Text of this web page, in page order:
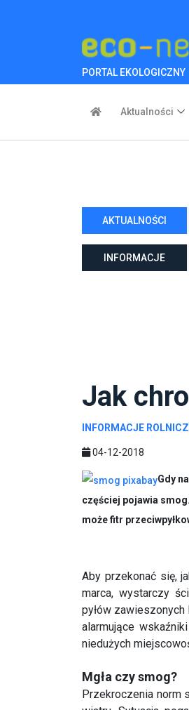
PORTAL EKOLOGICZNY
Aktualności
INFORMACJE
04-12-2018
może fitr
Aby przekonać się,
niedużych
Mgła czy smog?
Przekroczenia norm
wiatru. Sytuacja
do kropel wody.
w miastach w